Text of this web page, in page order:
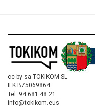
cc-by-sa TOKIKOM SL.
IFK B75069864.
Tel. 94 681 48 21
info@tokikom.eus